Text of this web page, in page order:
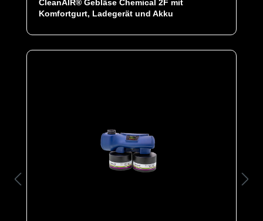
CleanAIR® Gebläse Chemical 2F mit
Komfortgurt, Ladegerät und Akku